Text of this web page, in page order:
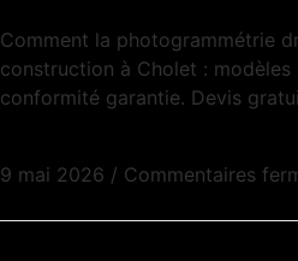
Comment la photogrammétrie
construction à Cholet :
conformité garantie. Devis
9 mai 2026 / Commentaires